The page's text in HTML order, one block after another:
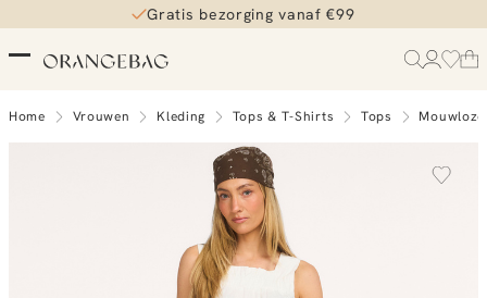
Gratis bezorging vanaf €99
Home Vrouwen Kleding Tops & T-Shirts Tops